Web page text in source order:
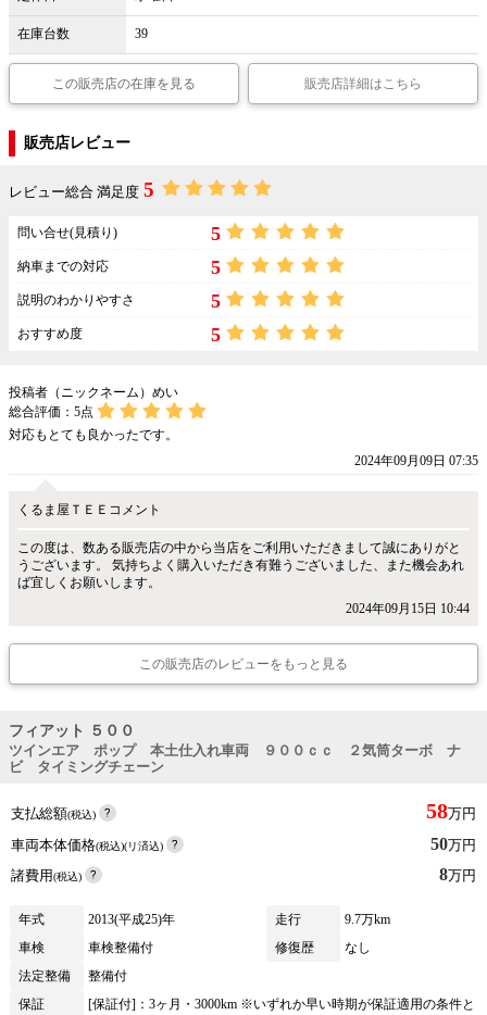
在庫台数 39
この販売店の在庫を見る 販売店詳細はこちら
販売店レビュー
レビュー総合 満足度 5
問い合せ(見積り) 5
納車までの対応 5
説明のわかりやすさ 5
おすすめ度 5
投稿者（ニックネーム）めい
総合評価： 5点
対応もとても良かったです。
2024年09月09日 07:35
くるま屋ＴＥＥコメント
この度は、数ある販売店の中から当店をご利用いただきまして誠にありがと
うございます。 気持ちよく購入いただき有難うございました、また機会あれ
ば宜しくお願いします。
2024年09月15日 10:44
この販売店のレビューをもっと見る
フィアット ５００
ツインエア ポップ 本土仕入れ車両 ９００ｃｃ ２気筒ターボ ナ
ビ タイミングチェーン
支払総額(税込) 58万円
車両本体価格(税込)(リ済込) 50万円
諸費用(税込) 8万円
年式 2013(平成25)年 走行
9.7万km
車検
車検整備付 修復歴
なし
法定整備
整備付
保証
[保証付]：3ヶ月・3000km ※いずれか早い時期が保証適用の条件と